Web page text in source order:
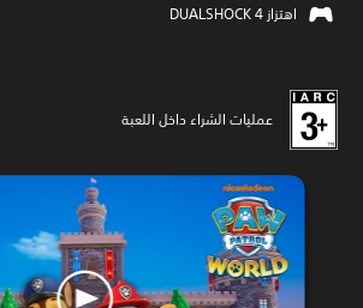
اهتزاز DUALSHOCK 4‏
عمليات الشراء داخل اللعبة